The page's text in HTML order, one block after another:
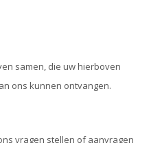
samen, die uw hierboven
ons kunnen ontvangen.
vragen stellen of aanvragen